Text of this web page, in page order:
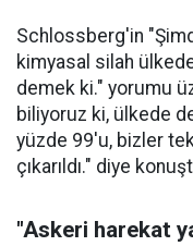
Schlossberg'in
kimyasal silah
demek ki." yorumu
biliyoruz ki, ülkede
yüzde 99'u, bizler
çıkarıldı." diye
"Askeri harekat